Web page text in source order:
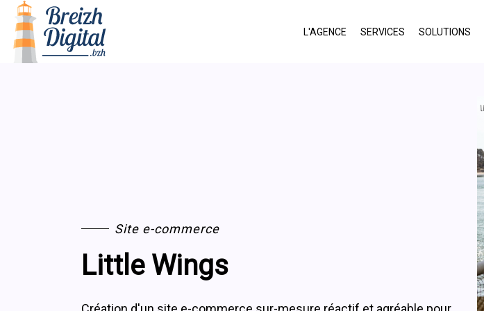
L'AGENCE SERVICES SOLUTIONS
Site e-commerce
Little Wings